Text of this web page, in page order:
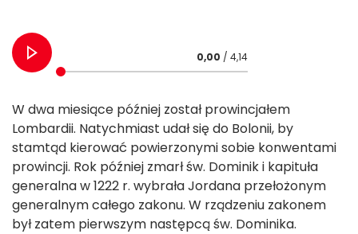
0,00 / 4,14
W dwa miesiące później został prowincjałem
Lombardii. Natychmiast udał się do Bolonii, by
stamtąd kierować powierzonymi sobie konwentami
prowincji. Rok później zmarł św. Dominik i kapituła
generalna w 1222 r. wybrała Jordana przełożonym
generalnym całego zakonu. W rządzeniu zakonem
był zatem pierwszym następcą św. Dominika.